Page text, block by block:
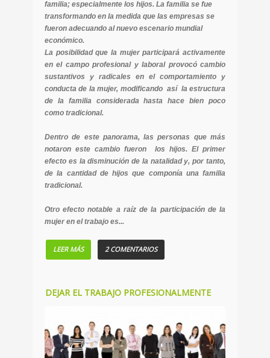
familia; especialmente los hijos. La familia se fue
transformando en la medida que las empresas se
fueron adecuando al nuevo escenario mundial
económico.
La posibilidad que la mujer participará activamente
en el campo profesional y laboral provocó cambio
sustantivos y radicales en el comportamiento y
conducta de la mujer, modificando así la estructura
de la familia considerada hasta hace bien poco
como tradicional.
Dentro de este panorama, las personas que más
notaron este cambio fueron los hijos. El primer
efecto es la disminución de la natalidad y, por tanto,
de la cantidad de hijos que componía una familia
tradicional.
Otro efecto notable a raíz de la participación de la
mujer en el trabajo es...
LEER MÁS 2 COMENTARIOS
DEJAR EL TRABAJO PROFESIONALMENTE